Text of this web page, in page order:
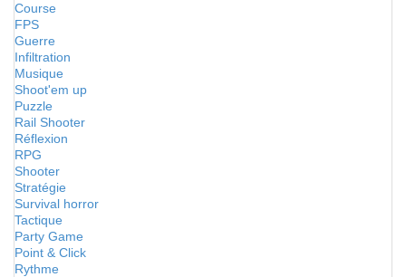
Course
FPS
Guerre
Infiltration
Musique
Shoot'em up
Puzzle
Rail Shooter
Réflexion
RPG
Shooter
Stratégie
Survival horror
Tactique
Party Game
Point & Click
Rythme